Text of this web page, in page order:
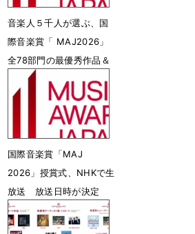
音楽人５千人が選ぶ、国
際音楽賞「 MAJ2026」
全78部門の最優秀作品＆
アーティストを発表
6月14日 12時13分
国際音楽賞「MAJ
2026」授賞式、NHKで生
放送 放送日時が決定
5月29日 16時36分